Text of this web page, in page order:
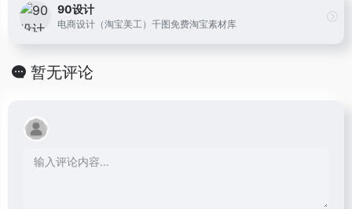
90设计
电商设计（淘宝美工）千图免费淘宝素材库
暂无评论